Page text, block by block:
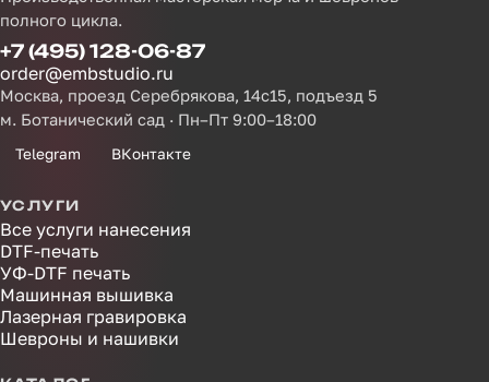
полного цикла.
+7 (495) 128-06-87
order@embstudio.ru
Москва, проезд Серебрякова, 14с15, подъезд 5
м. Ботанический сад · Пн–Пт 9:00–18:00
Telegram ВКонтакте
УСЛУГИ
Все услуги нанесения
DTF-печать
УФ-DTF печать
Машинная вышивка
Лазерная гравировка
Шевроны и нашивки